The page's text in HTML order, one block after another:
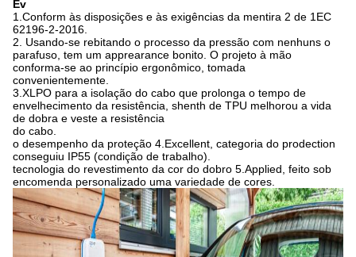
Ev
1.Conform às disposições e às exigências da mentira 2 de 1EC
62196-2-2016.
2. Usando-se rebitando o processo da pressão com nenhuns o
parafuso, tem um apprearance bonito. O projeto à mão
conforma-se ao princípio ergonômico, tomada
convenientemente.
3.XLPO para a isolação do cabo que prolonga o tempo de
envelhecimento da resistência, shenth de TPU melhorou a vida
de dobra e veste a resistência
do cabo.
o desempenho da proteção 4.Excellent, categoria do prodection
conseguiu IP55 (condição de trabalho).
tecnologia do revestimento da cor do dobro 5.Applied, feito sob
encomenda personalizado uma variedade de cores.